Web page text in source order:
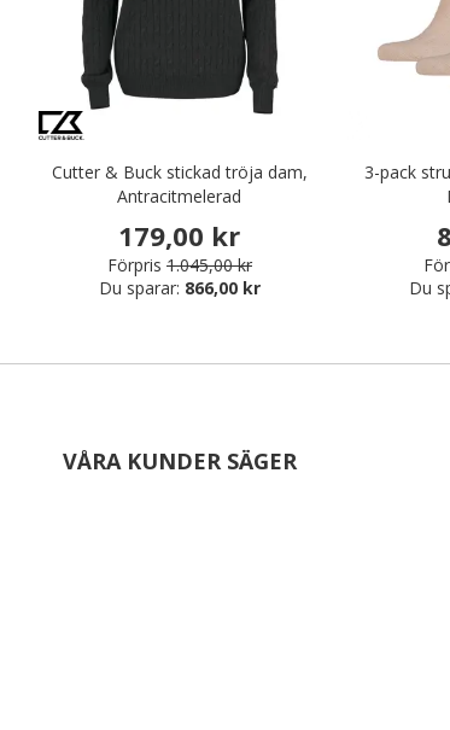
Cutter & Buck stickad tröja dam,
Antracitmelerad
179,00 kr
Förpris 1.045,00 kr
Du sparar: 866,00 kr
3-pack
Du
VÅRA KUNDER SÄGER